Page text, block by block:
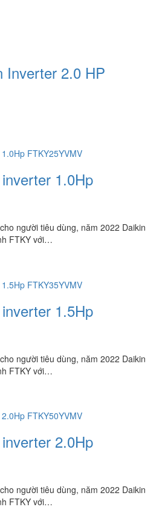
Inverter 2.0 HP
1.0Hp
người tiêu dùng, năm 2022 Daikin
FTKY với…
1.5Hp
người tiêu dùng, năm 2022 Daikin
FTKY với…
2.0Hp
người tiêu dùng, năm 2022 Daikin
FTKY với…